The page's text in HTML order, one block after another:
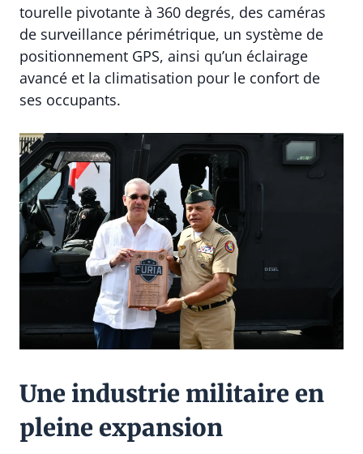
tourelle pivotante à 360 degrés, des caméras
de surveillance périmétrique, un système de
positionnement GPS, ainsi qu’un éclairage
avancé et la climatisation pour le confort de
ses occupants.
Une industrie militaire en
pleine expansion